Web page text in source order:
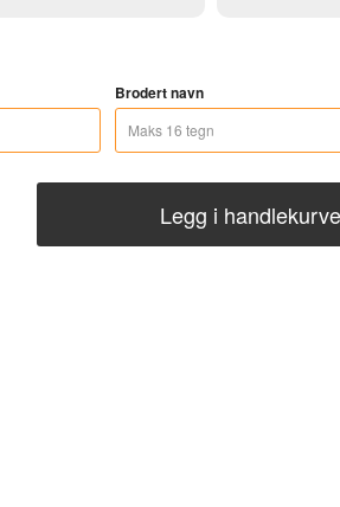
Brodert navn
Legg i